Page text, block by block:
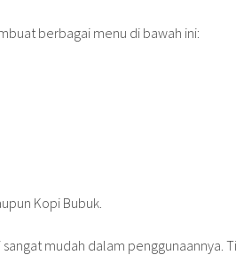
berbagai menu di bawah ini:
Kopi Bubuk.
sangat mudah dalam penggunaannya.